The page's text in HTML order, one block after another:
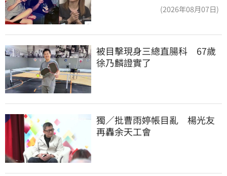
(2026年08月07日)
被目擊現身三總直腸科　67歲
徐乃麟證實了
獨／批曹雨婷帳目亂　楊光友
再轟余天工會